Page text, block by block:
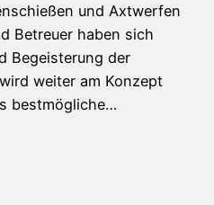
und Axtwerfen
Betreuer haben sich
Begeisterung der
weiter am Konzept
bestmögliche…